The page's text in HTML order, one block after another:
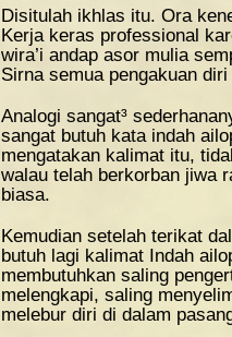
Disitulah ikhlas itu. Ora
Kerja keras professional
wira’i andap asor mulia
Sirna semua pengakuan
Analogi sangat³
sangat butuh kata indah
mengatakan kalimat itu,
walau telah berkorban jiwa
biasa.
Kemudian setelah terikat
butuh lagi kalimat Indah
membutuhkan saling
melengkapi, saling
melebur diri di dalam